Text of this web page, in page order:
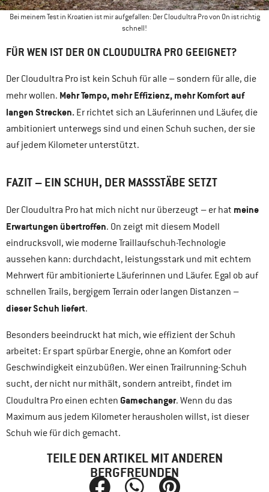
Bei meinem Test in Kroatien ist mir aufgefallen: Der Cloudultra Pro von On ist richtig
schnell!
FÜR WEN IST DER ON CLOUDULTRA PRO GEEIGNET?
Der Cloudultra Pro ist kein Schuh für alle – sondern für alle, die
mehr wollen. Mehr Tempo, mehr Effizienz, mehr Komfort auf
langen Strecken. Er richtet sich an Läuferinnen und Läufer, die
ambitioniert unterwegs sind und einen Schuh suchen, der sie
auf jedem Kilometer unterstützt.
FAZIT – EIN SCHUH, DER MASSSTÄBE SETZT
Der Cloudultra Pro hat mich nicht nur überzeugt – er hat meine
Erwartungen übertroffen. On zeigt mit diesem Modell
eindrucksvoll, wie moderne Traillaufschuh-Technologie
aussehen kann: durchdacht, leistungsstark und mit echtem
Mehrwert für ambitionierte Läuferinnen und Läufer. Egal ob auf
schnellen Trails, bergigem Terrain oder langen Distanzen –
dieser Schuh liefert.
Besonders beeindruckt hat mich, wie effizient der Schuh
arbeitet: Er spart spürbar Energie, ohne an Komfort oder
Geschwindigkeit einzubüßen. Wer einen Trailrunning-Schuh
sucht, der nicht nur mithält, sondern antreibt, findet im
Cloudultra Pro einen echten Gamechanger. Wenn du das
Maximum aus jedem Kilometer herausholen willst, ist dieser
Schuh wie für dich gemacht.
TEILE DEN ARTIKEL MIT ANDEREN
BERGFREUNDEN